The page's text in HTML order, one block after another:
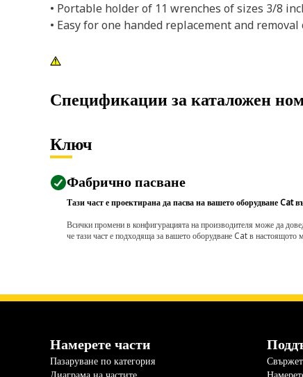
• Portable holder of 11 wrenches of sizes 3/8
• Easy for one handed replacement and
Спецификации за каталожен
Ключ
Фабрично пасване
Тази част е проектирана да пасва на вашето оборудване Cat
Всички промени в конфигурацията на производителя може да
че тази част е подходяща за вашето оборудване Cat в настоящото
Намерете части
Пазаруване по категория